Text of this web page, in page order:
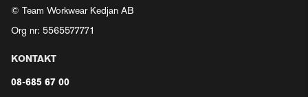
© Team Workwear Kedjan AB
Org nr: 5565577771
KONTAKT
08-685 67 00